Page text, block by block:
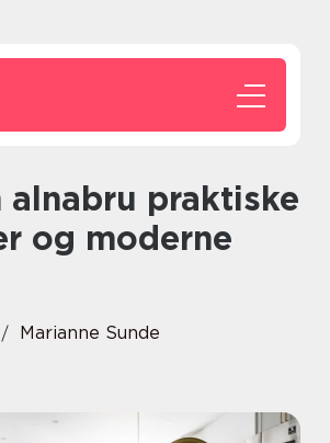
og moderne
Marianne Sunde